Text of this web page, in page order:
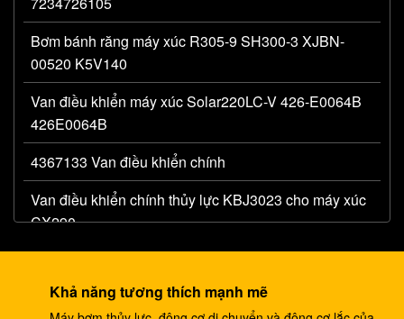
Bơm bánh răng máy xúc R305-9 SH300-3 XJBN-
00520 K5V140
Van điều khiển máy xúc Solar220LC-V 426-E0064B
426E0064B
4367133 Van điều khiển chính
Van điều khiển chính thủy lực KBJ3023 cho máy xúc
CX290
10110 MCV
Khả năng tương thích mạnh mẽ